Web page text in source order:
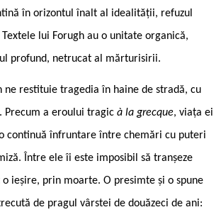
în orizontul înalt al idealităţii, refuzul
lui Forugh au o unitate organică,
profund, netrucat al mărturisirii.
ne restituie tragedia în haine de stradă, cu
Precum a eroului tragic à la grecque, viața ei
continuă înfruntare între chemări cu puteri
Între ele îi este imposibil să tranșeze
ieșire, prin moarte. O presimte și o spune
de pragul vârstei de douăzeci de ani: